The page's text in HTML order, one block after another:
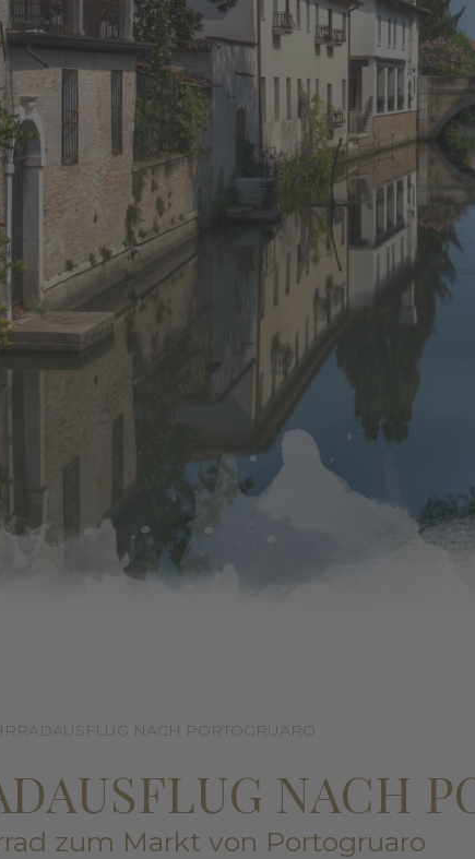
NACH PORTOGRUARO
NACH
zum Markt von Portogruaro